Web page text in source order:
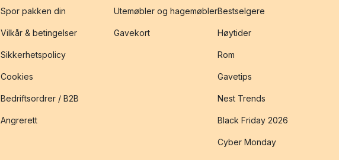
Spor pakken din
Vilkår & betingelser
Sikkerhetspolicy
Cookies
Bedriftsordrer / B2B
Angrerett
Utemøbler og hagemøbler
Gavekort
Bestselgere
Høytider
Rom
Gavetips
Nest Trends
Black Friday 2026
Cyber Monday